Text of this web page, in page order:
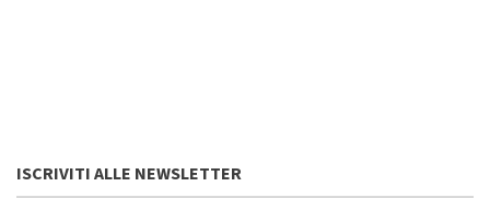
ISCRIVITI ALLE NEWSLETTER